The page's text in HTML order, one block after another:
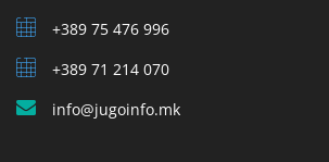
+389 75 476 996
+389 71 214 070
info@jugoinfo.mk